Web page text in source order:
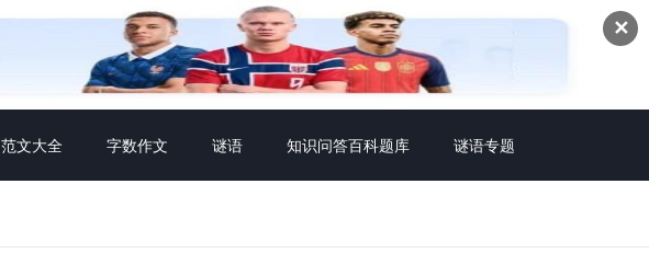
✕
范文大全 字数作文 谜语 知识问答百科题库 谜语专题